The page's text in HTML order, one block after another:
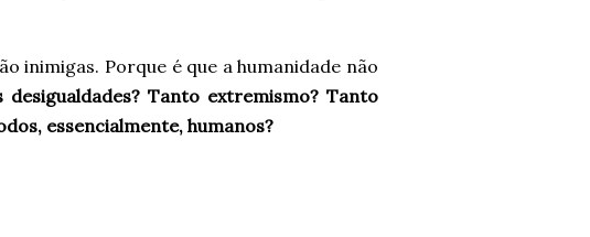
inimigas. Porque é que a humanidade não
Tanto extremismo? Tanto
essencialmente, humanos?